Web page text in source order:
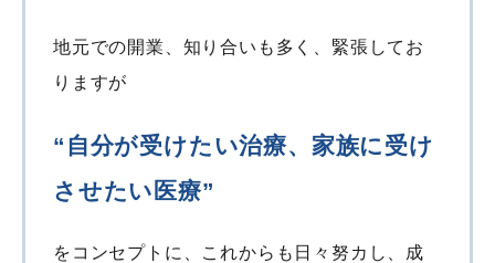
地元での開業、知り合いも多く、緊張してお
りますが
“自分が受けたい治療、家族に受け
させたい医療”
をコンセプトに、これからも日々努カし、成